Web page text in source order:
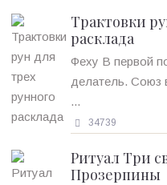
Трактовки
расклада
Феху В первой
делатель. Союз
...
34739
Ритуал Три
Прозерпины